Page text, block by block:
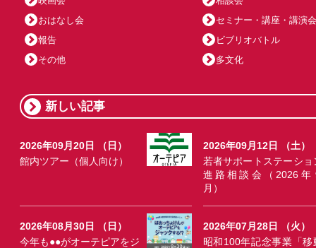
おはなし会
セミナー・講座・講演会
報告
ビブリオバトル
その他
多文化
新しい記事
2026年09月20日 （日）
館内ツアー（個人向け）
2026年09月12日 （土）
若者サポートステーショ
進路相談会（2026年
月）
2026年08月30日 （日）
今年も●●がオーテピアをジ
2026年07月28日 （火）
昭和100年記念事業「移